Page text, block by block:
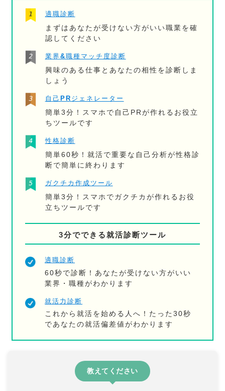
適職診断
まずはあなたが受けない方がいい職業を確
認してください
業界&職種マッチ度診断
興味のある仕事とあなたの相性を診断しま
しょう
自己PRジェネレーター
簡単3分！スマホで自己PRが作れるお役立
ちツールです
性格診断
簡単60秒！就活で重要な自己分析が性格診
断で簡単に終わります
ガクチカ作成ツール
簡単3分！スマホでガクチカが作れるお役
立ちツールです
3分でできる就活診断ツール
適職診断
60秒で診断！あなたが受けない方がいい
業界・職種がわかります
就活力診断
これから就活を始める人へ！たった30秒
であなたの就活偏差値がわかります